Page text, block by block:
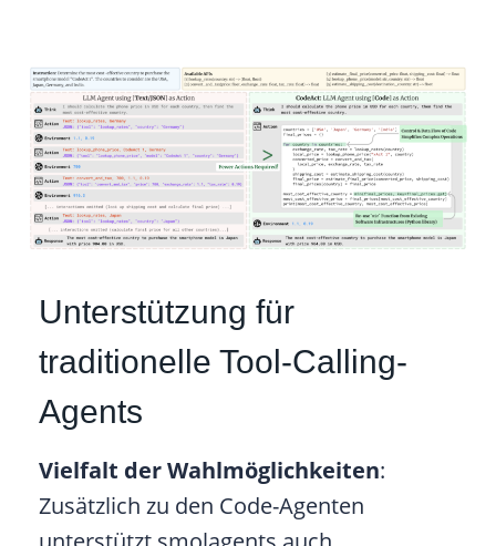
Unterstützung für
traditionelle Tool-Calling-
Agents
Vielfalt der Wahlmöglichkeiten:
Zusätzlich zu den Code-Agenten